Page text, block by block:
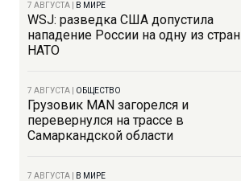
7 АВГУСТА В МИРЕ
WSJ: разведка США допустила
нападение России на одну из стран
НАТО
7 АВГУСТА ОБЩЕСТВО
Грузовик MAN загорелся и
перевернулся на трассе в
Самаркандской области
7 АВГУСТА В МИРЕ